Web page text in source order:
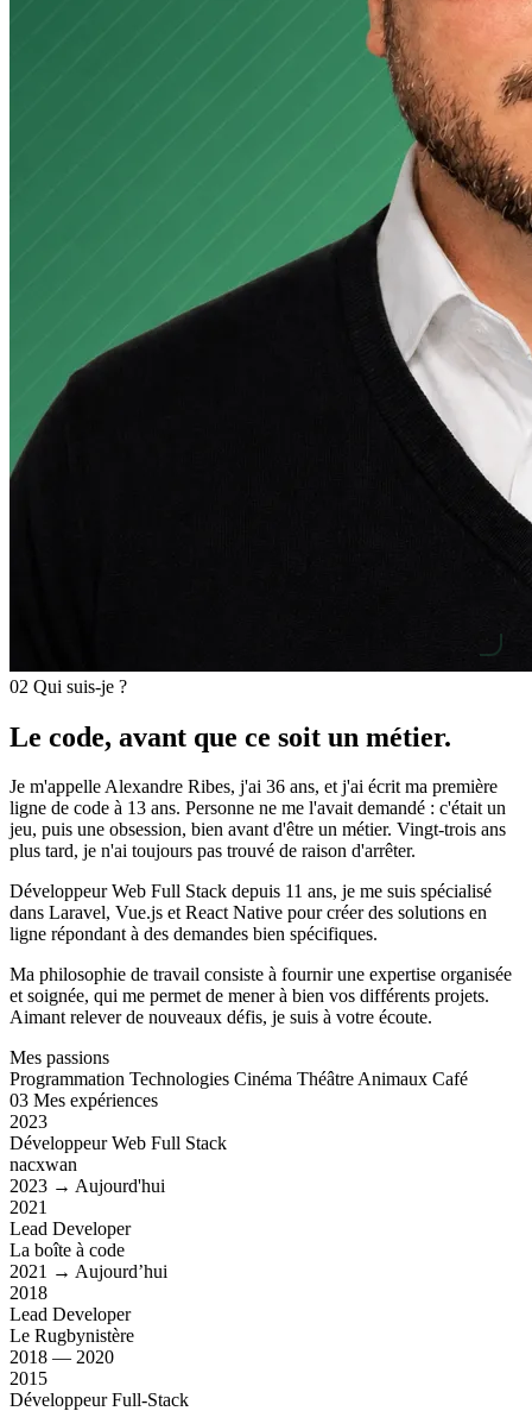
02 Qui suis-je ?
Le code, avant que ce soit un métier.
Je m'appelle Alexandre Ribes, j'ai 36 ans, et j'ai écrit ma première
ligne de code à 13 ans. Personne ne me l'avait demandé : c'était un
jeu, puis une obsession, bien avant d'être un métier. Vingt-trois ans
plus tard, je n'ai toujours pas trouvé de raison d'arrêter.
Développeur Web Full Stack depuis 11 ans, je me suis spécialisé
dans Laravel, Vue.js et React Native pour créer des solutions en
ligne répondant à des demandes bien spécifiques.
Ma philosophie de travail consiste à fournir une expertise organisée
et soignée, qui me permet de mener à bien vos différents projets.
Aimant relever de nouveaux défis, je suis à votre écoute.
Mes passions
Programmation Technologies Cinéma ThéâtreAnimaux Café
03 Mes expériences
2023
Développeur Web Full Stack
nacxwan
2023 → Aujourd'hui
2021
Lead Developer
La boîte à code
2021 → Aujourd’hui
2018
Lead Developer
Le Rugbynistère
2018 — 2020
2015
Développeur Full-Stack